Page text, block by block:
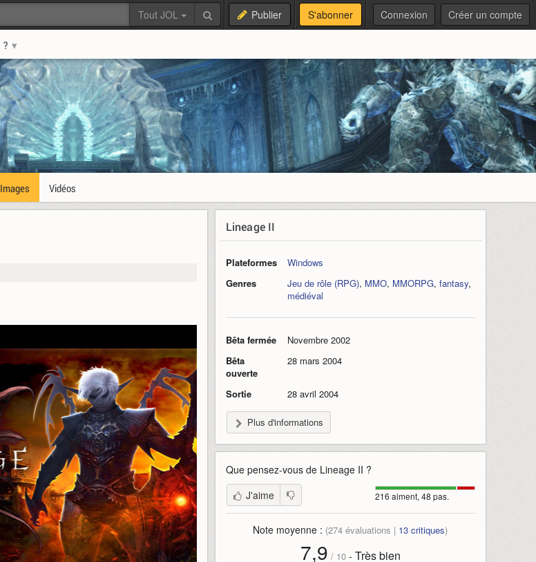
Tout JOL Publier S'abonner Connexion Créer un compte
?
Images Vidéos
Lineage II
Plateformes
Windows
Genres
Jeu de rôle (RPG), MMO, MMORPG, fantasy,
médiéval
Bêta fermée
Novembre 2002
Bêta
ouverte
28 mars 2004
Sortie 28 avril 2004
Plus d'informations
Que pensez-vous de Lineage II ?
216 aiment, 48 pas.
J'aime
Note moyenne : (274 évaluations | 13 critiques)
7,9 / 10- Très bien